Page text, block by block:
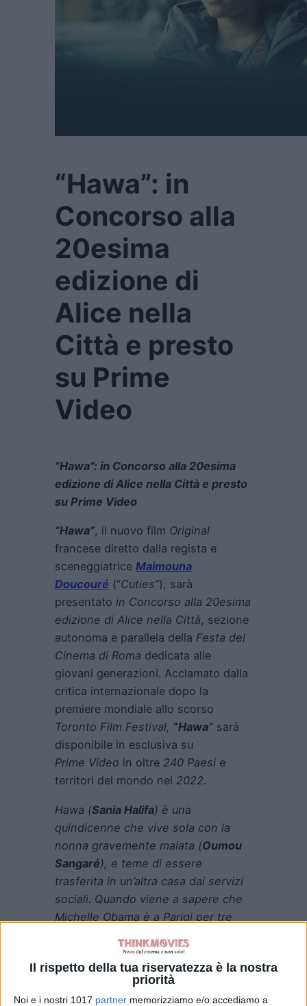
Il rispetto della tua riservatezza è la nostra
priorità
Noi e i nostri 1017 partner memorizziamo e/o accediamo a
“Hawa”: in
Concorso alla
20esima
edizione di
Alice nella
Città e presto
su Prime
Video
“Hawa”: in Concorso alla 20esima
edizione di Alice nella Città e presto
su Prime Video
“Hawa”, il nuovo film Original
francese diretto dalla regista e
sceneggiatrice Maimouna
Doucouré (“Cuties”), sarà
presentato in Concorso alla 20esima
edizione di Alice nella Città, sezione
autonoma e parallela della Festa del
Cinema di Roma dedicata alle
giovani generazioni. Acclamato dalla
critica internazionale dopo la
premiere mondiale allo scorso
Toronto Film Festival, “Hawa” sarà
disponibile in esclusiva su
Prime Video in oltre 240 Paesi e
territori del mondo nel 2022.
Hawa (Sania Halifa) è una
quindicenne che vive sola con la
nonna gravemente malata (Oumou
Sangaré), e teme di essere
trasferita in un’altra casa dai servizi
sociali. Quando viene a sapere che
Michelle Obama è a Parigi per tre
farsi adottare dalla famosissima
celebrità, che ammira più di
chiunque altro al mondo.